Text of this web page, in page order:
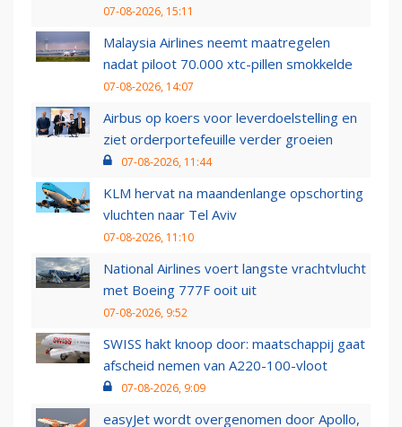
07-08-2026, 15:11
Malaysia Airlines neemt maatregelen
nadat piloot 70.000 xtc-pillen smokkelde
07-08-2026, 14:07
Airbus op koers voor leverdoelstelling en
ziet orderportefeuille verder groeien
07-08-2026, 11:44
KLM hervat na maandenlange opschorting
vluchten naar Tel Aviv
07-08-2026, 11:10
National Airlines voert langste vrachtvlucht
met Boeing 777F ooit uit
07-08-2026, 9:52
SWISS hakt knoop door: maatschappij gaat
afscheid nemen van A220-100-vloot
07-08-2026, 9:09
easyJet wordt overgenomen door Apollo,